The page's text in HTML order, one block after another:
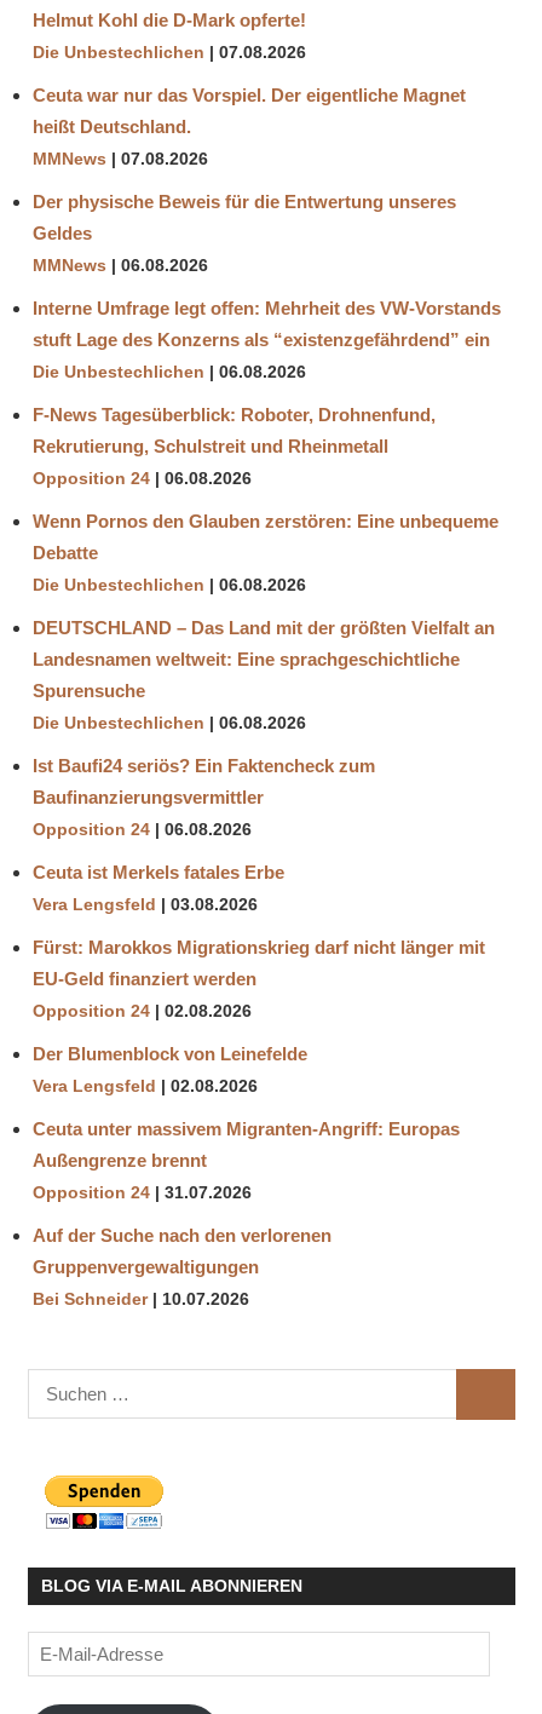
Helmut Kohl die D‑Mark opferte!
Die Unbestechlichen 07.08.2026
Ceuta war nur das Vorspiel. Der eigentliche Magnet
heißt Deutschland.
MMNews 07.08.2026
Der physische Beweis für die Entwertung unseres
Geldes
MMNews 06.08.2026
Interne Umfrage legt offen: Mehrheit des VW-Vorstands
stuft Lage des Konzerns als “existenzgefährdend” ein
Die Unbestechlichen 06.08.2026
F-News Tagesüberblick: Roboter, Drohnenfund,
Rekrutierung, Schulstreit und Rheinmetall
Opposition 24 06.08.2026
Wenn Pornos den Glauben zerstören: Eine unbequeme
Debatte
Die Unbestechlichen 06.08.2026
DEUTSCHLAND – Das Land mit der größten Vielfalt an
Landesnamen weltweit: Eine sprachgeschichtliche
Spurensuche
Die Unbestechlichen 06.08.2026
Ist Baufi24 seriös? Ein Faktencheck zum
Baufinanzierungsvermittler
Opposition 24 06.08.2026
Ceuta ist Merkels fatales Erbe
Vera Lengsfeld 03.08.2026
Fürst: Marokkos Migrationskrieg darf nicht länger mit
EU-Geld finanziert werden
Opposition 24 02.08.2026
Der Blumenblock von Leinefelde
Vera Lengsfeld 02.08.2026
Ceuta unter massivem Migranten-Angriff: Europas
Außengrenze brennt
Opposition 24 31.07.2026
Auf der Suche nach den verlorenen
Gruppenvergewaltigungen
Bei Schneider 10.07.2026
Suchen
nach:
BLOG VIA E-MAIL ABONNIEREN
E-
Mail-
Adresse